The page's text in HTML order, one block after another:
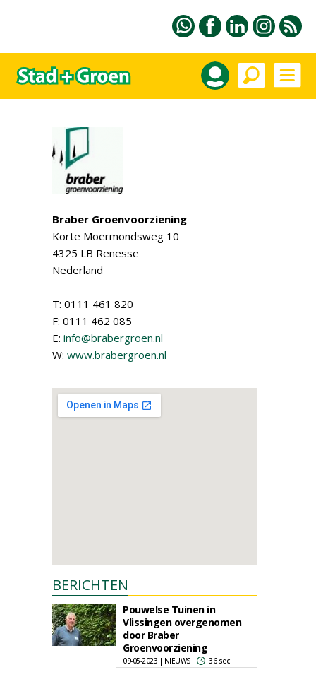
Braber Groenvoorziening
Korte Moermondsweg 10
4325 LB Renesse
Nederland
T: 0111 461 820
F: 0111 462 085
E: info@brabergroen.nl
W: www.brabergroen.nl
BERICHTEN
Pouwelse Tuinen in
Vlissingen overgenomen
door Braber
Groenvoorziening
09-05-2023 | NIEUWS 36 sec